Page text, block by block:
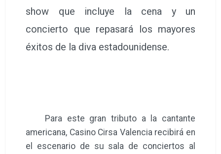
show que incluye la cena y un
concierto que repasará los mayores
éxitos de la diva estadounidense.
Para este gran tributo a la cantante
americana, Casino Cirsa Valencia recibirá en
el escenario de su sala de conciertos al